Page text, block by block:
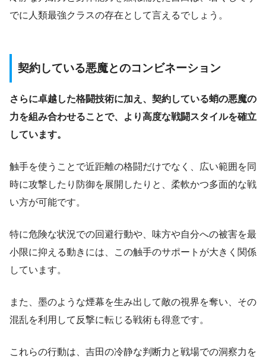
でに人類最強クラスの存在として言えるでしょう。
契約している悪魔とのコンビネーション
さらに卓越した格闘技術に加え、契約している蛸の悪魔の
力を組み合わせることで、より高度な戦闘スタイルを確立
しています。
触手を使うことで近距離の格闘だけでなく、広い範囲を同
時に攻撃したり防御を展開したりと、柔軟かつ多面的な戦
い方が可能です。
特に危険な状況での回避行動や、味方や自分への被害を最
小限に抑える動きには、この触手のサポートが大きく関係
しています。
また、墨のような煙幕を生み出して敵の視界を奪い、その
混乱を利用して反撃に転じる戦術も得意です。
これらの行動は、吉田の冷静な判断力と戦場での洞察力を